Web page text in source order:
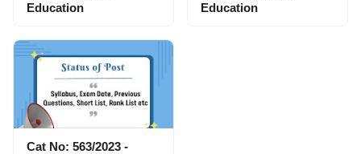
Education
Education
Cat No: 563/2023 -